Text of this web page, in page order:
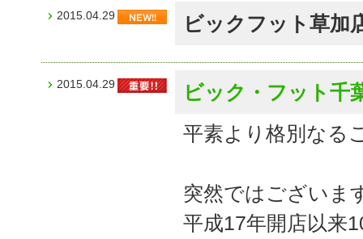
2015.04.29 ビックフット草加
2015.04.29
ビック・フット千
平素より格別なる
突然ではございま
平成17年開店以来